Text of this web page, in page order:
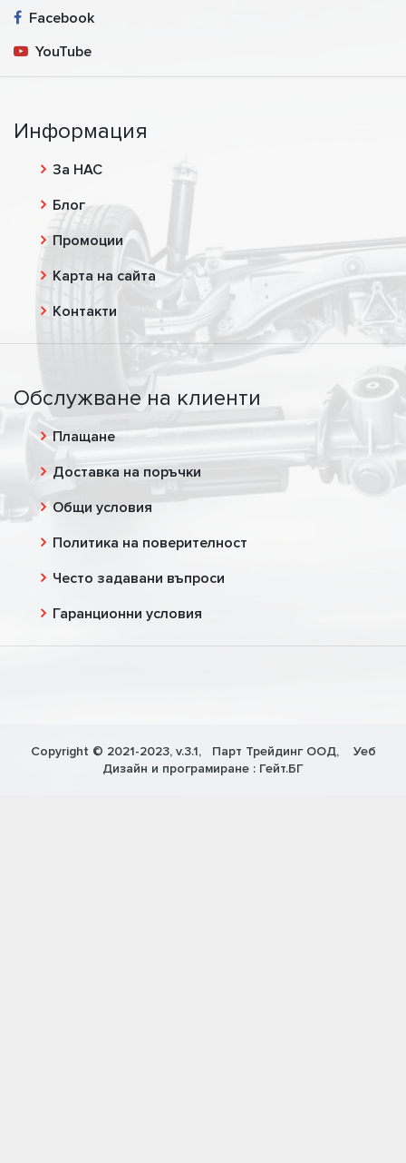
Facebook
YouTube
Информация
За НАС
Блог
Промоции
Карта на сайта
Контакти
Обслужване на клиенти
Плащане
Доставка на поръчки
Общи условия
Политика на поверителност
Често задавани въпроси
Гаранционни условия
Copyright © 2021-2023, v.3.1, Парт Трейдинг ООД, Уеб
Дизайн и програмиране : Гейт.БГ